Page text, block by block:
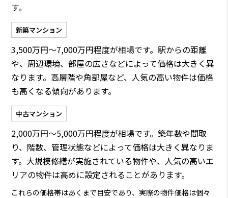
す。
新築マンション
3,500万円〜7,000万円程度が相場です。駅からの距離
や、周辺環境、部屋の広さなどによって価格は大きく異
なります。高層階や角部屋など、人気の高い物件は価格
も高くなる傾向があります。
中古マンション
2,000万円〜5,000万円程度が相場です。築年数や間取
り、階数、管理状態などによって価格は大きく異なりま
す。大規模修繕が実施されている物件や、人気の高いエ
リアの物件は高めに設定されることがあります。
これらの価格帯はあくまで目安であり、実際の物件価格は個々